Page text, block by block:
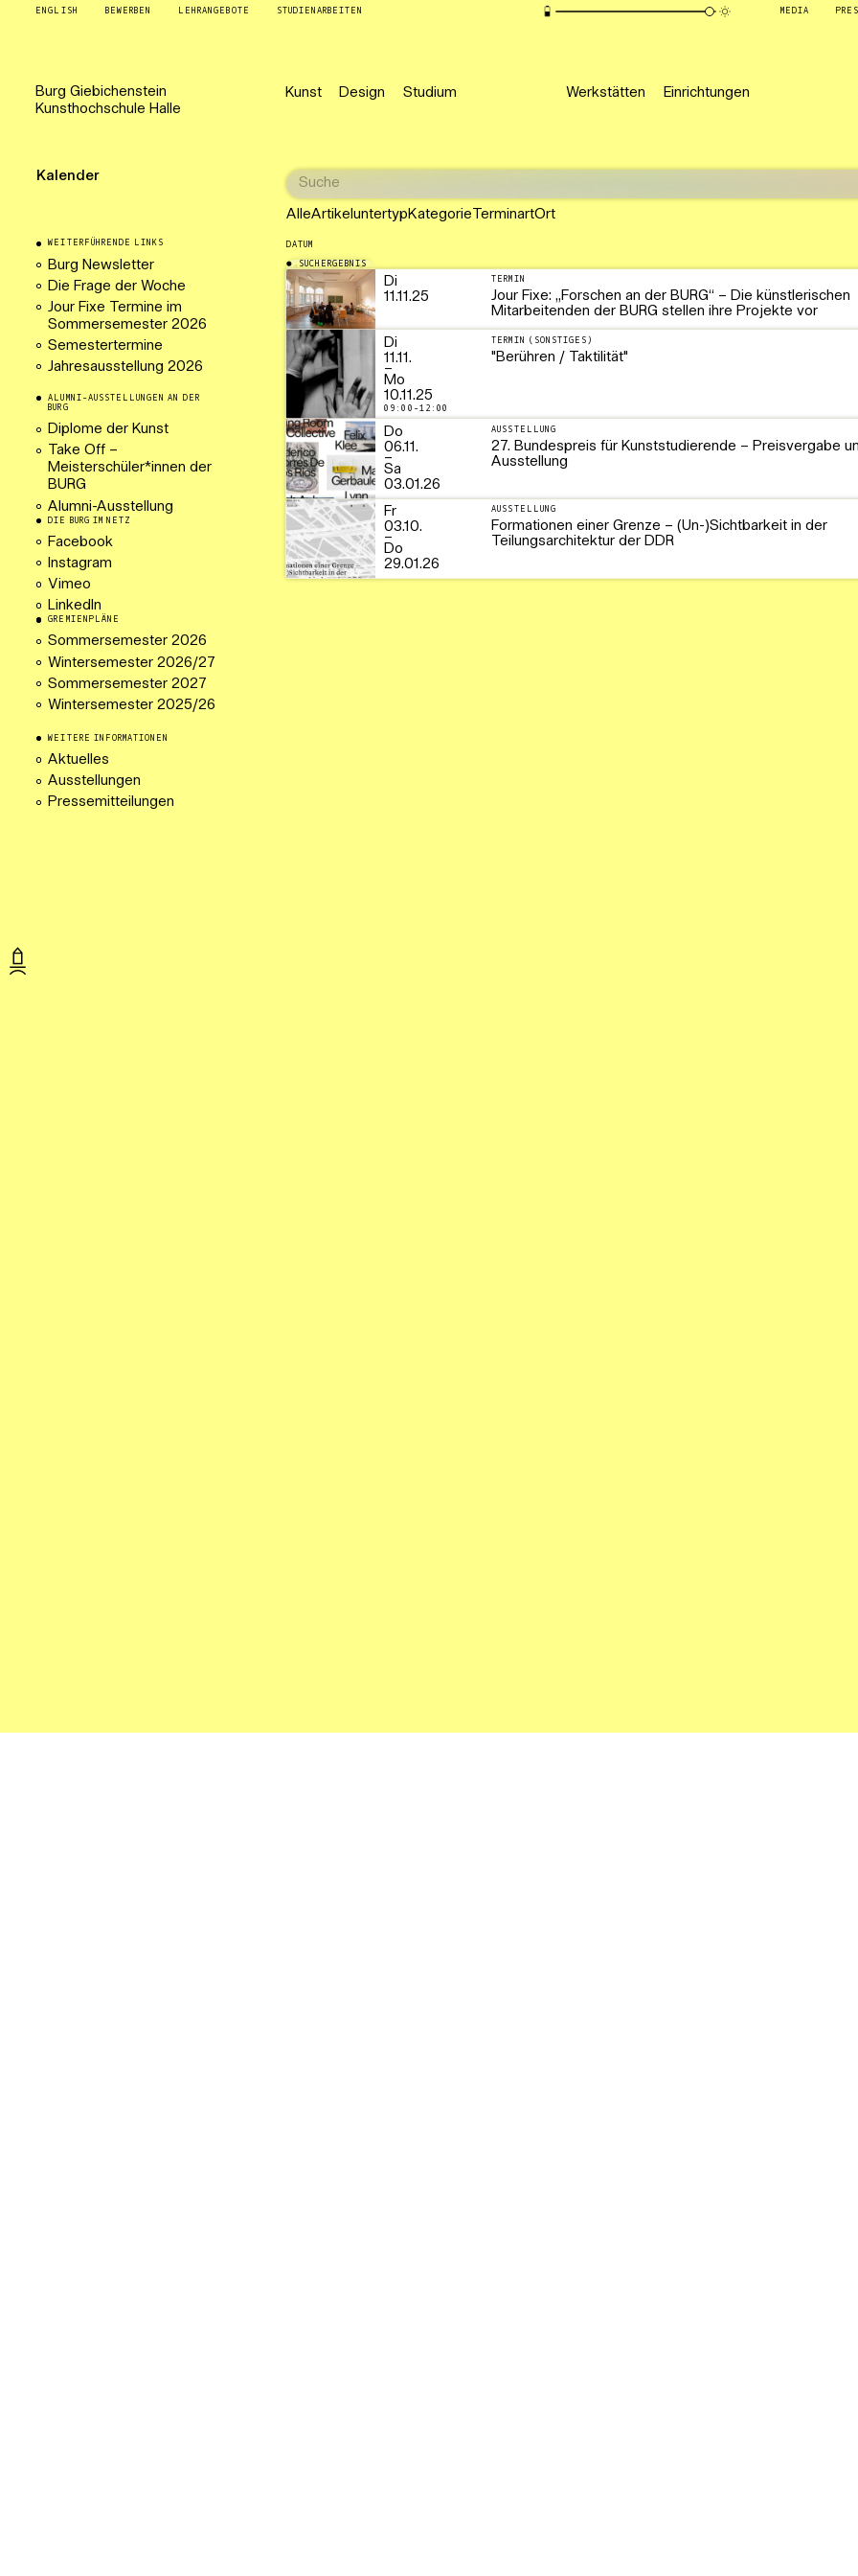
ENGLISH BEWERBEN LEHRANGEBOTE STUDIENARBEITEN MEDIA
Burg Giebichenstein
Kunsthochschule Halle
Kunst Design Studium Werkstätten Einrichtungen
AlleArtikeluntertyp Kategorie TerminartOrt
DATUM
11.11.2025
SUCHERGEBNIS
Di
11.11.25
TERMIN
Jour Fixe: „Forschen an der BURG“ – Die künstlerischen
Mitarbeitenden der BURG stellen ihre Projekte vor
Di
11.11.
–
Mo
10.11.25
09:00-12:00
TERMIN (SONSTIGES)
"Berühren / Taktilität"
Do
06.11.
–
Sa
03.01.26
AUSSTELLUNG
27. Bundespreis für Kunststudierende – Preisvergabe
Ausstellung
Fr
03.10.
–
Do
29.01.26
AUSSTELLUNG
Formationen einer Grenze – (Un-)Sichtbarkeit in der
Teilungsarchitektur der DDR
Kalender
WEITERFÜHRENDE LINKS
Burg Newsletter
Die Frage der Woche
Jour Fixe Termine im
Sommersemester 2026
Semestertermine
Jahresausstellung 2026
ALUMNI-AUSSTELLUNGEN AN DER
BURG
Diplome der Kunst
Take Off –
Meisterschüler*innen der
BURG
Alumni-Ausstellung
DIE BURG IM NETZ
Facebook
Instagram
Vimeo
LinkedIn
GREMIENPLÄNE
Sommersemester 2026
Wintersemester 2026/27
Sommersemester 2027
Wintersemester 2025/26
WEITERE INFORMATIONEN
Aktuelles
Ausstellungen
Pressemitteilungen